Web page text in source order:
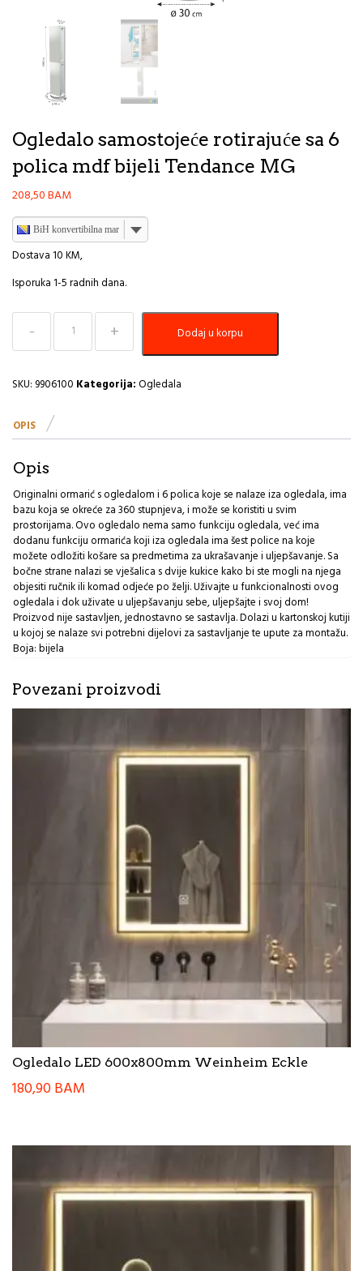
Ogledalo samostojeće rotirajuće sa 6
polica mdf bijeli Tendance MG
208,50BAM
BiH konvertibilna marka
Dostava 10 KM,
Isporuka 1-5 radnih dana.
Ogledalo
samostojeće
rotirajuće
6
mdf
Tendance
Dodaj u korpu
SKU: 9906100 Kategorija:Ogledala
OPIS
Opis
Originalni ormarić s ogledalom i 6 polica koje se nalaze iza ogledala, ima
bazu koja se okreće za 360 stupnjeva, i može se koristiti u svim
prostorijama. Ovo ogledalo nema samo funkciju ogledala, već ima
dodanu funkciju ormarića koji iza ogledala ima šest police na koje
možete odložiti košare sa predmetima za ukrašavanje i uljepšavanje. Sa
bočne strane nalazi se vješalica s dvije kukice kako bi ste mogli na njega
objesiti ručnik ili komad odjeće po želji. Uživajte u funkcionalnosti ovog
ogledala i dok uživate u uljepšavanju sebe, uljepšajte i svoj dom!
Proizvod nije sastavljen, jednostavno se sastavlja. Dolazi u kartonskoj kutiji
u kojoj se nalaze svi potrebni dijelovi za sastavljanje te upute za montažu.
Boja: bijela
Povezani proizvodi
Ogledalo LED 600x800mm Weinheim Eckle
180,90BAM